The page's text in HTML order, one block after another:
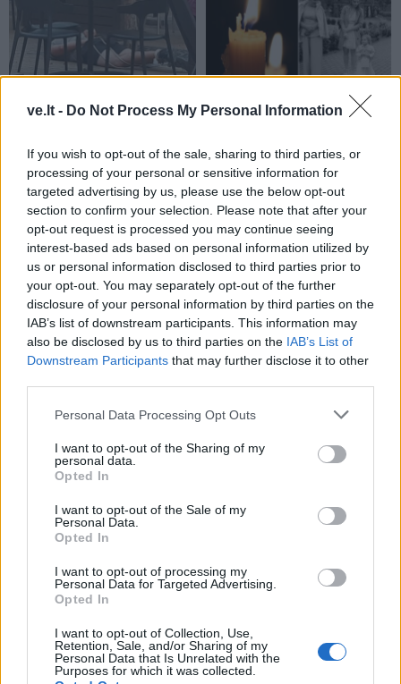
ve.lt - Do Not Process My Personal Information
If you wish to opt-out of the sale, sharing to third parties, or
processing of your personal or sensitive information for
targeted advertising by us, please use the below opt-out
section to confirm your selection. Please note that after your
opt-out request is processed you may continue seeing
interest-based ads based on personal information utilized by
us or personal information disclosed to third parties prior to
your opt-out. You may separately opt-out of the further
disclosure of your personal information by third parties on the
IAB’s list of downstream participants. This information may
also be disclosed by us to third parties on the IAB’s List of
Downstream Participants that may further disclose it to other
Personal Data Processing Opt Outs
I want to opt-out of the Sharing of my
personal data.
Opted In
I want to opt-out of the Sale of my
Personal Data.
Opted In
I want to opt-out of processing my
Personal Data for Targeted Advertising.
Opted In
I want to opt-out of Collection, Use,
Retention, Sale, and/or Sharing of my
Personal Data that Is Unrelated with the
Purposes for which it was collected.
Kriminalai
incidentas miesto centre:
sutramdytą agresyvų
mušeiką baro lankytojai
surišo elektros
prailgintuvu(3)
Kriminalai
Vilniaus atėmė tris
brangiausius žmones:
pranešė, kaip bus
atsisveikinama su
mergaite, jos mama ir
močiute
Eldaras Salmanovas
teisme pareiškė esąs
įsliūkino naktį: tamsą
Kriminalai Kriminalai